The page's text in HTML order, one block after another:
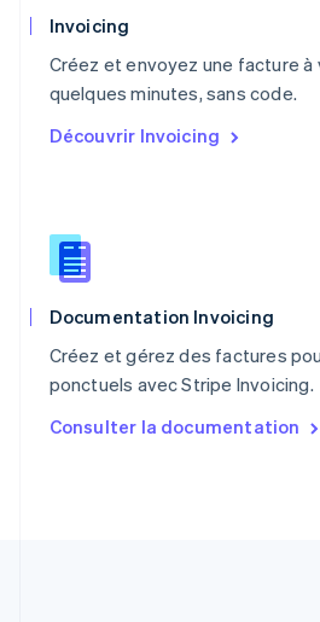
Invoicing
Créez et envoyez une facture à
quelques minutes, sans code.
Découvrir Invoicing
Documentation Invoicing
Créez et gérez des factures
ponctuels avec Stripe Invoicing.
Consulter la documentation
Pays-Bas
Nederlands
Pologne
Portugal
PortuguêsEnglish
English
Roumanie
English
Royaume-Uni
Singapour
English 简体中文
English